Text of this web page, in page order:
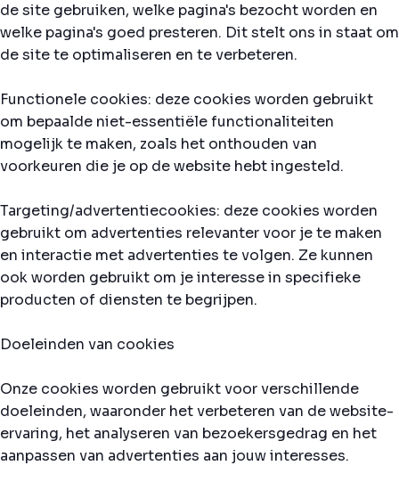
de site gebruiken, welke pagina's bezocht worden en
welke pagina's goed presteren. Dit stelt ons in staat om
de site te optimaliseren en te verbeteren.
Functionele cookies: deze cookies worden gebruikt
om bepaalde niet-essentiële functionaliteiten
mogelijk te maken, zoals het onthouden van
voorkeuren die je op de website hebt ingesteld.
Targeting/advertentiecookies: deze cookies worden
gebruikt om advertenties relevanter voor je te maken
en interactie met advertenties te volgen. Ze kunnen
ook worden gebruikt om je interesse in specifieke
producten of diensten te begrijpen.
Doeleinden van cookies
Onze cookies worden gebruikt voor verschillende
doeleinden, waaronder het verbeteren van de website-
ervaring, het analyseren van bezoekersgedrag en het
aanpassen van advertenties aan jouw interesses.